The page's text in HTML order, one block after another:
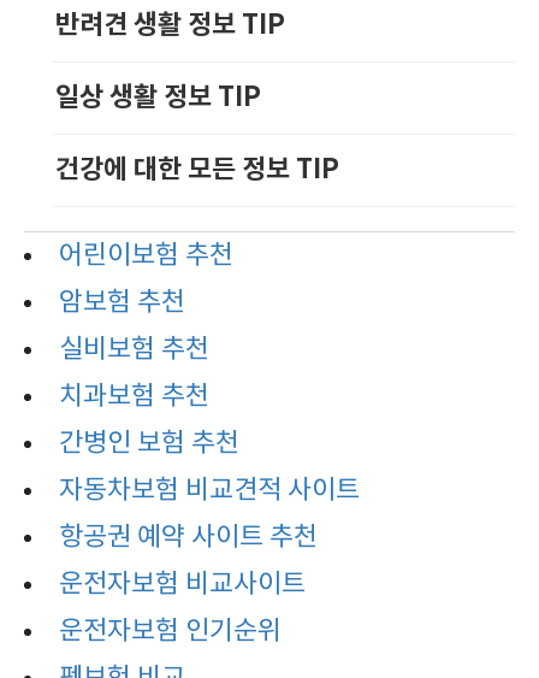
반려견 생활 정보 TIP
일상 생활 정보 TIP
건강에 대한 모든 정보 TIP
어린이보험 추천
암보험 추천
실비보험 추천
치과보험 추천
간병인 보험 추천
자동차보험 비교견적 사이트
항공권 예약 사이트 추천
운전자보험 비교사이트
운전자보험 인기순위